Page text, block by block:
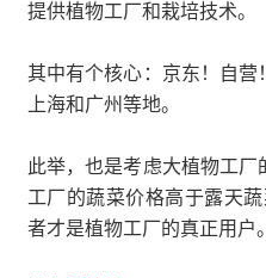
提供植物工厂和栽培技术。
其中有个核心：京东！自营
上海和广州等地。
此举，也是考虑大植物工
工厂的蔬菜价格高于露天
者才是植物工厂的真正用户。